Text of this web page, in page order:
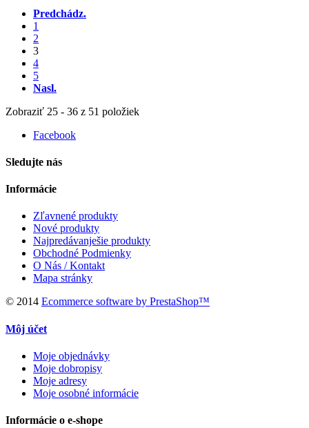
Predchádz.
1
2
3
4
5
Nasl.
Zobraziť 25 - 36 z 51 položiek
Facebook
Sledujte nás
Informácie
Zľavnené produkty
Nové produkty
Najpredávanješie produkty
Obchodné Podmienky
O Nás / Kontakt
Mapa stránky
© 2014 Ecommerce software by PrestaShop™
Môj účet
Moje objednávky
Moje dobropisy
Moje adresy
Moje osobné informácie
Informácie o e-shope